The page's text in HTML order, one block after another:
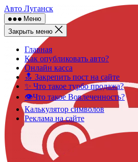
Skip
to
content
Авто Луганск
Меню
Закрыть меню
Главная
Как опубликовать авто?
Онлайн касса
🔝 Закрепить пост на сайте
✨ Что такое турбо продажа?
👁️Что такое Вовлеченность?
Калькулятор символов
Реклама на сайте